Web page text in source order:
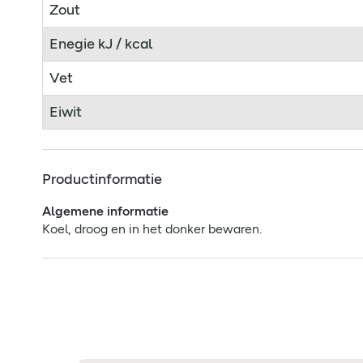
Zout
Enegie kJ / kcal
Vet
Eiwit
Productinformatie
Algemene informatie
Koel, droog en in het donker bewaren.